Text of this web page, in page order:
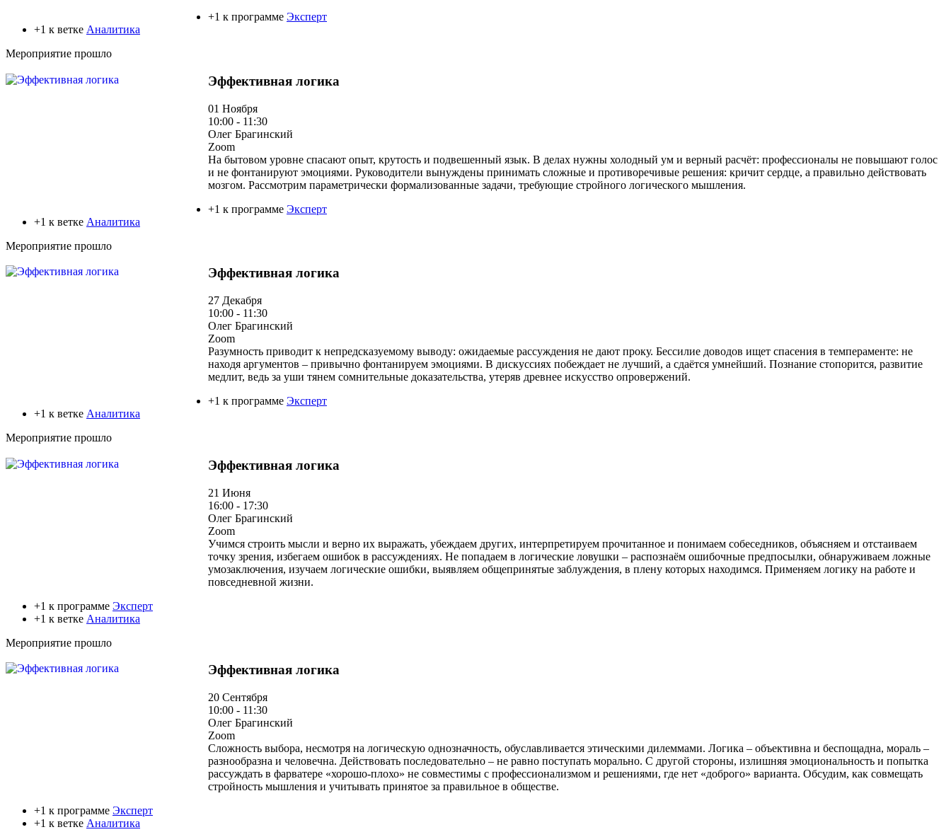
+1 к программе Эксперт
+1 к ветке Аналитика
Мероприятие прошло
Эффективная логика
01 Ноября
10:00 - 11:30
Олег Брагинский
Zoom
На бытовом уровне спасают опыт, крутость и подвешенный язык. В делах нужны холодный ум и верный расчёт: профессионалы не повышают голос
и не фонтанируют эмоциями. Руководители вынуждены принимать сложные и противоречивые решения: кричит сердце, а правильно действовать
мозгом. Рассмотрим параметрически формализованные задачи, требующие стройного логического мышления.
+1 к программе Эксперт
+1 к ветке Аналитика
Мероприятие прошло
Эффективная логика
27 Декабря
10:00 - 11:30
Олег Брагинский
Zoom
Разумность приводит к непредсказуемому выводу: ожидаемые рассуждения не дают проку. Бессилие доводов ищет спасения в темпераменте: не
находя аргументов – привычно фонтанируем эмоциями. В дискуссиях побеждает не лучший, а сдаётся умнейший. Познание стопорится, развитие
медлит, ведь за уши тянем сомнительные доказательства, утеряв древнее искусство опровержений.
+1 к программе Эксперт
+1 к ветке Аналитика
Мероприятие прошло
Эффективная логика
21 Июня
16:00 - 17:30
Олег Брагинский
Zoom
Учимся строить мысли и верно их выражать, убеждаем других, интерпретируем прочитанное и понимаем собеседников, объясняем и отстаиваем
точку зрения, избегаем ошибок в рассуждениях. Не попадаем в логические ловушки – распознаём ошибочные предпосылки, обнаруживаем ложные
умозаключения, изучаем логические ошибки, выявляем общепринятые заблуждения, в плену которых находимся. Применяем логику на работе и
повседневной жизни.
+1 к программе Эксперт
+1 к ветке Аналитика
Мероприятие прошло
Эффективная логика
20 Сентября
10:00 - 11:30
Олег Брагинский
Zoom
Сложность выбора, несмотря на логическую однозначность, обуславливается этическими дилеммами. Логика – объективна и беспощадна, мораль –
разнообразна и человечна. Действовать последовательно – не равно поступать морально. С другой стороны, излишняя эмоциональность и попытка
рассуждать в фарватере «хорошо-плохо» не совместимы с профессионализмом и решениями, где нет «доброго» варианта. Обсудим, как совмещать
стройность мышления и учитывать принятое за правильное в обществе.
+1 к программе Эксперт
+1 к ветке Аналитика